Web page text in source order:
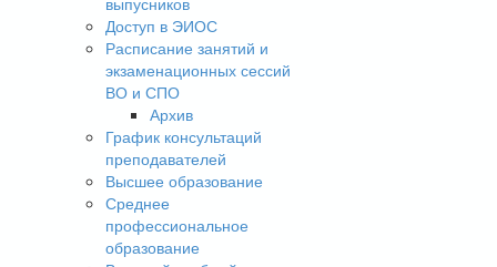
Доступ в ЭИОС
Расписание занятий и
экзаменационных сессий
ВО и СПО
Архив
График консультаций
преподавателей
Высшее образование
Среднее
профессиональное
образование